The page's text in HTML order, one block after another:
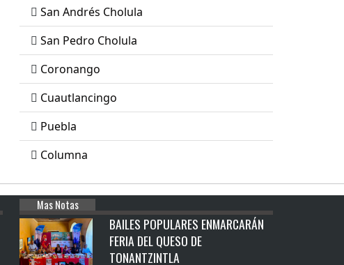
San Andrés Cholula
San Pedro Cholula
Coronango
Cuautlancingo
Puebla
Columna
Mas Notas
BAILES POPULARES ENMARCARÁN
FERIA DEL QUESO DE
TONANTZINTLA